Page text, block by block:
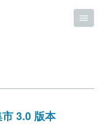
3.0 版本